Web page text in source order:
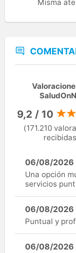
Misma
9,2 / 10
(171.210
06/08/2026
Una opción
servicios
06/08/2026
Puntual y
06/08/2026